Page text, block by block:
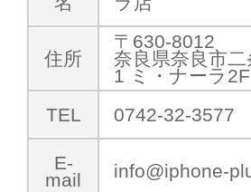
住所
〒630-8012
奈良県奈良市
1 ミ・ナーラ2F
TEL
0742-32-3577
E-
mail
info@iphone-